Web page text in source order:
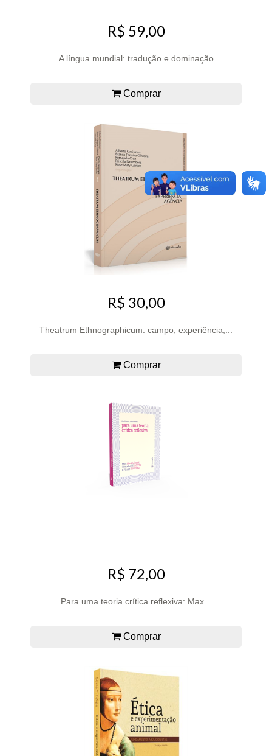
R$ 59,00
A língua mundial: tradução e dominação
Comprar
R$ 30,00
Theatrum Ethnographicum: campo, experiência,...
Comprar
R$ 72,00
Para uma teoria crítica reflexiva: Max...
Comprar